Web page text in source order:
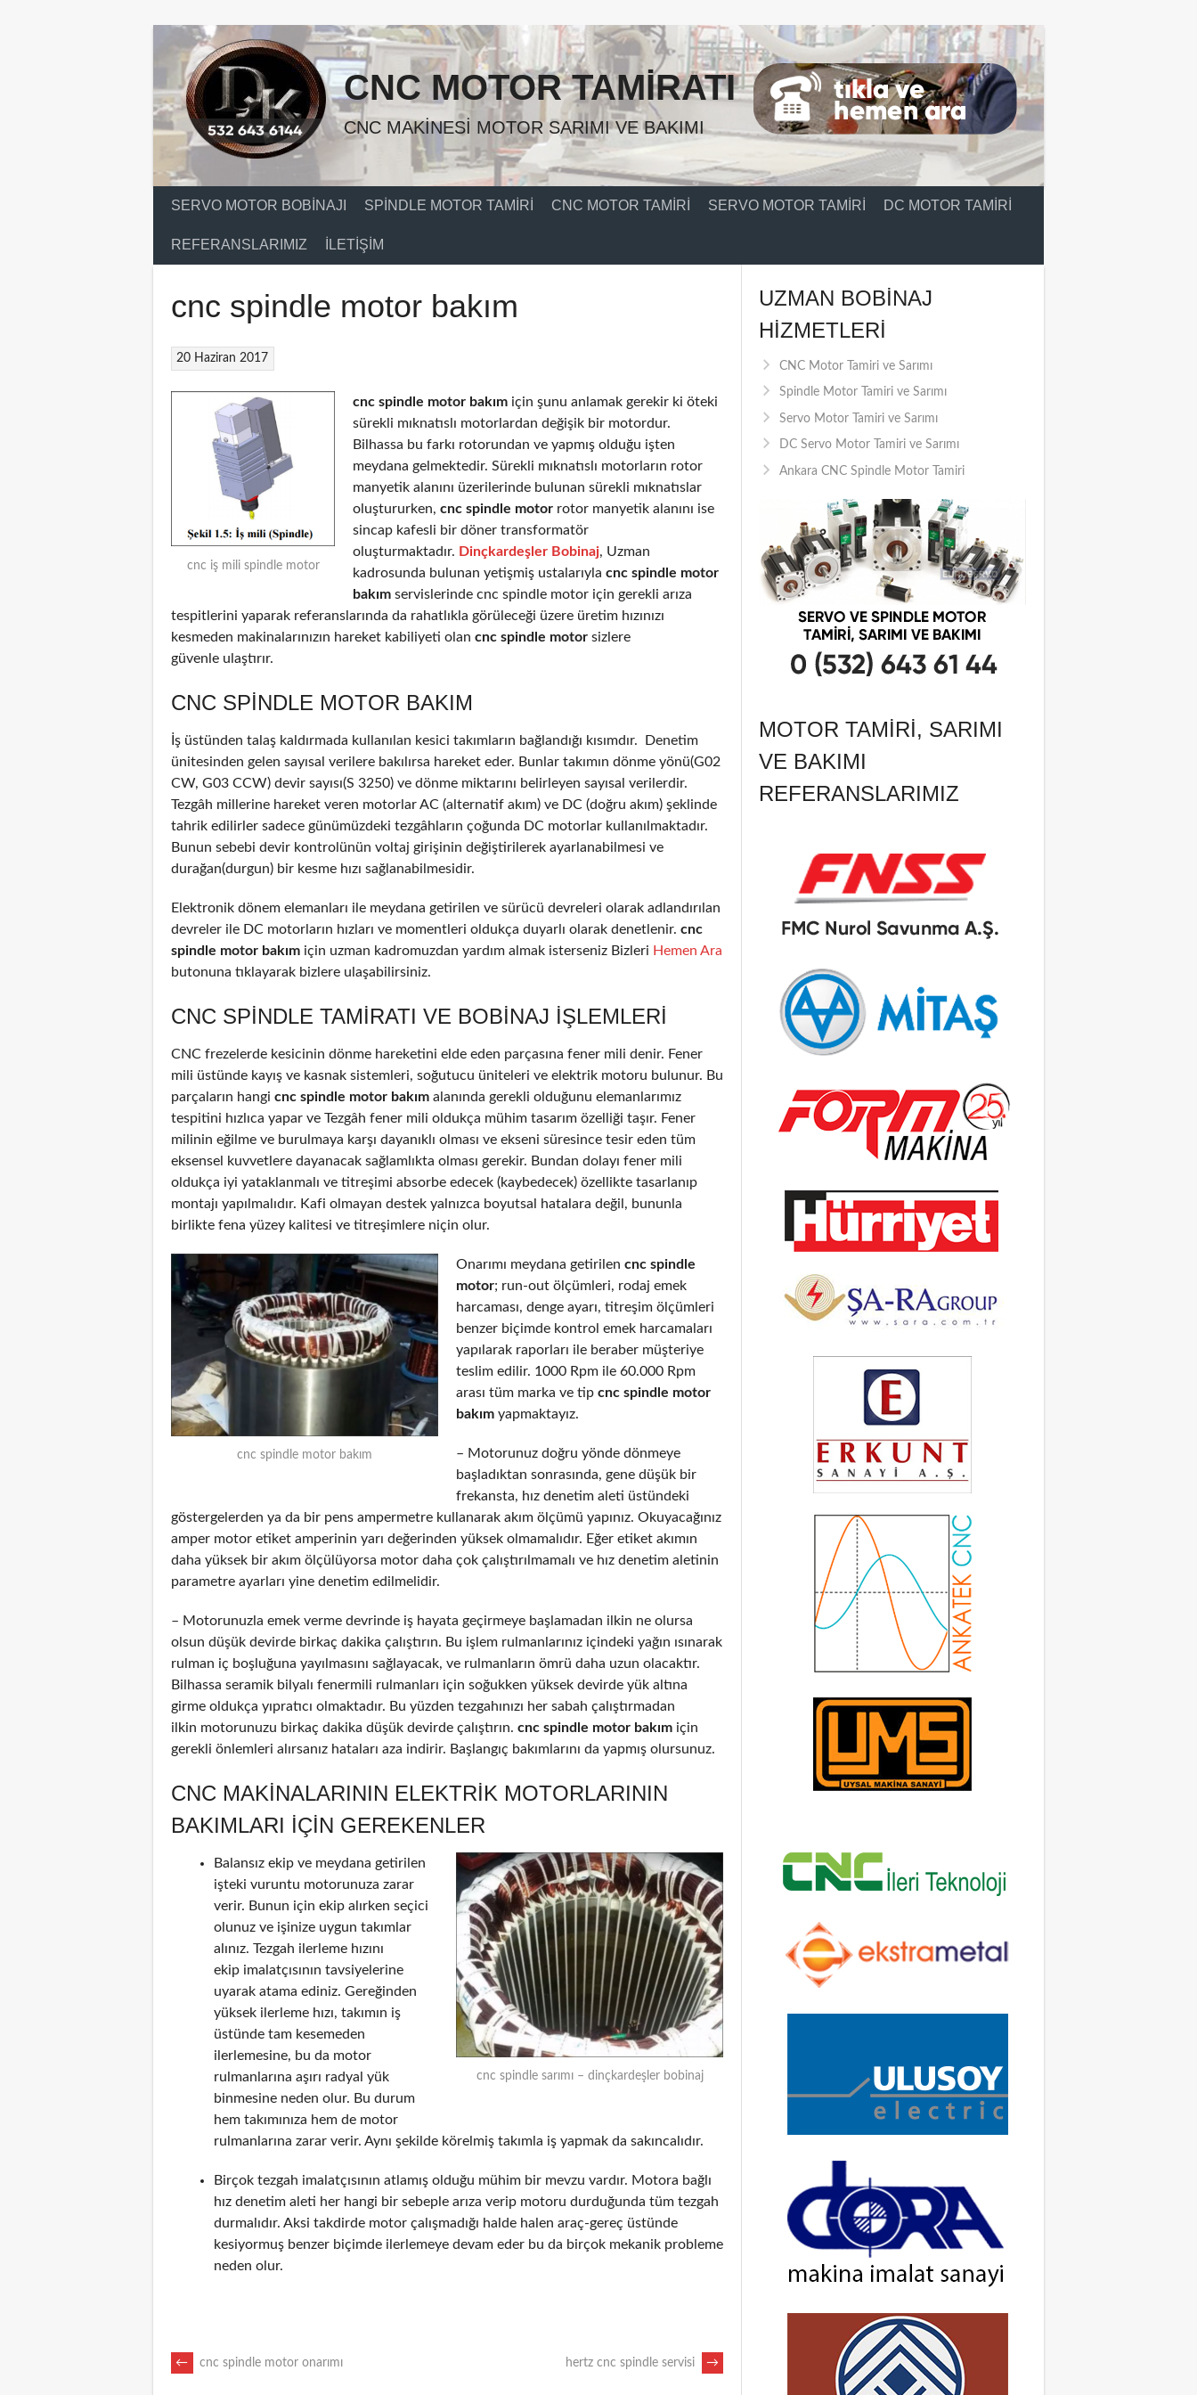
CNC MOTOR TAMIRATI
CNC MAKINESI MOTOR SARIMI VE BAKIMI
SERVO MOTOR BOBINAJI SPINDLE MOTOR TAMIRI CNC MOTOR TAMIRI SERVO MOTOR TAMIRI DC MOTOR TAMIRI
REFERANSLARIMIZ İLETIŞIM
cnc spindle motor bakım
20 Haziran 2017
cnc iş mili spindle motor
cnc spindle motor bakım için şunu anlamak gerekir ki öteki
sürekli mıknatıslı motorlardan değişik bir motordur.
Bilhassa bu farkı rotorundan ve yapmış olduğu işten
meydana gelmektedir. Sürekli mıknatıslı motorların rotor
manyetik alanını üzerilerinde bulunan sürekli mıknatıslar
oluştururken, cnc spindle motor rotor manyetik alanını ise
sincap kafesli bir döner transformatör
oluşturmaktadır. Dinçkardeşler Bobinaj, Uzman
kadrosunda bulunan yetişmiş ustalarıyla cnc spindle motor
bakım servislerinde cnc spindle motor için gerekli arıza
tespitlerini yaparak referanslarında da rahatlıkla görüleceği üzere üretim hızınızı
kesmeden makinalarınızın hareket kabiliyeti olan cnc spindle motor sizlere
güvenle ulaştırır.
CNC SPINDLE MOTOR BAKIM
İş üstünden talaş kaldırmada kullanılan kesici takımların bağlandığı kısımdır. Denetim
ünitesinden gelen sayısal verilere bakılırsa hareket eder. Bunlar takımın dönme yönü(G02
CW, G03 CCW) devir sayısı(S 3250) ve dönme miktarını belirleyen sayısal verilerdir.
Tezgâh millerine hareket veren motorlar AC (alternatif akım) ve DC (doğru akım) şeklinde
tahrik edilirler sadece günümüzdeki tezgâhların çoğunda DC motorlar kullanılmaktadır.
Bunun sebebi devir kontrolünün voltaj girişinin değiştirilerek ayarlanabilmesi ve
durağan(durgun) bir kesme hızı sağlanabilmesidir.
Elektronik dönem elemanları ile meydana getirilen ve sürücü devreleri olarak adlandırılan
devreler ile DC motorların hızları ve momentleri oldukça duyarlı olarak denetlenir. cnc
spindle motor bakım için uzman kadromuzdan yardım almak isterseniz Bizleri Hemen Ara
butonuna tıklayarak bizlere ulaşabilirsiniz.
CNC SPINDLE TAMIRATI VE BOBINAJ IŞLEMLERI
CNC frezelerde kesicinin dönme hareketini elde eden parçasına fener mili denir. Fener
mili üstünde kayış ve kasnak sistemleri, soğutucu üniteleri ve elektrik motoru bulunur. Bu
parçaların hangi cnc spindle motor bakım alanında gerekli olduğunu elemanlarımız
tespitini hızlıca yapar ve Tezgâh fener mili oldukça mühim tasarım özelliği taşır. Fener
milinin eğilme ve burulmaya karşı dayanıklı olması ve ekseni süresince tesir eden tüm
eksensel kuvvetlere dayanacak sağlamlıkta olması gerekir. Bundan dolayı fener mili
oldukça iyi yataklanmalı ve titreşimi absorbe edecek (kaybedecek) özellikte tasarlanıp
montajı yapılmalıdır. Kafi olmayan destek yalnızca boyutsal hatalara değil, bununla
birlikte fena yüzey kalitesi ve titreşimlere niçin olur.
cnc spindle motor bakım
Onarımı meydana getirilen cnc spindle
motor; run-out ölçümleri, rodaj emek
harcaması, denge ayarı, titreşim ölçümleri
benzer biçimde kontrol emek harcamaları
yapılarak raporları ile beraber müşteriye
teslim edilir. 1000 Rpm ile 60.000 Rpm
arası tüm marka ve tip cnc spindle motor
bakım yapmaktayız.
– Motorunuz doğru yönde dönmeye
başladıktan sonrasında, gene düşük bir
frekansta, hız denetim aleti üstündeki
göstergelerden ya da bir pens ampermetre kullanarak akım ölçümü yapınız. Okuyacağınız
amper motor etiket amperinin yarı değerinden yüksek olmamalıdır. Eğer etiket akımın
daha yüksek bir akım ölçülüyorsa motor daha çok çalıştırılmamalı ve hız denetim aletinin
parametre ayarları yine denetim edilmelidir.
– Motorunuzla emek verme devrinde iş hayata geçirmeye başlamadan ilkin ne olursa
olsun düşük devirde birkaç dakika çalıştırın. Bu işlem rulmanlarınız içindeki yağın ısınarak
rulman iç boşluğuna yayılmasını sağlayacak, ve rulmanların ömrü daha uzun olacaktır.
Bilhassa seramik bilyalı fenermili rulmanları için soğukken yüksek devirde yük altına
girme oldukça yıpratıcı olmaktadır. Bu yüzden tezgahınızı her sabah çalıştırmadan
ilkin motorunuzu birkaç dakika düşük devirde çalıştırın. cnc spindle motor bakım için
gerekli önlemleri alırsanız hataları aza indirir. Başlangıç bakımlarını da yapmış olursunuz.
CNC MAKINALARININ ELEKTRIK MOTORLARININ
BAKIMLARI IÇIN GEREKENLER
cnc spindle sarımı – dinçkardeşler bobinaj
Balansız ekip ve meydana getirilen
işteki vuruntu motorunuza zarar
verir. Bunun için ekip alırken seçici
olunuz ve işinize uygun takımlar
alınız. Tezgah ilerleme hızını
ekip imalatçısının tavsiyelerine
uyarak atama ediniz. Gereğinden
yüksek ilerleme hızı, takımın iş
üstünde tam kesemeden
ilerlemesine, bu da motor
rulmanlarına aşırı radyal yük
binmesine neden olur. Bu durum
hem takımınıza hem de motor
rulmanlarına zarar verir. Aynı şekilde körelmiş takımla iş yapmak da sakıncalıdır.
Birçok tezgah imalatçısının atlamış olduğu mühim bir mevzu vardır. Motora bağlı
hız denetim aleti her hangi bir sebeple arıza verip motoru durduğunda tüm tezgah
durmalıdır. Aksi takdirde motor çalışmadığı halde halen araç-gereç üstünde
kesiyormuş benzer biçimde ilerlemeye devam eder bu da birçok mekanik probleme
neden olur.
POST
← cnc spindle motor onarımı hertz cnc spindle servisi →
UZMAN BOBINAJ
HIZMETLERI
CNC Motor Tamiri ve Sarımı
Spindle Motor Tamiri ve Sarımı
Servo Motor Tamiri ve Sarımı
DC Servo Motor Tamiri ve Sarımı
Ankara CNC Spindle Motor Tamiri
MOTOR TAMIRI, SARIMI
VE BAKIMI
REFERANSLARIMIZ